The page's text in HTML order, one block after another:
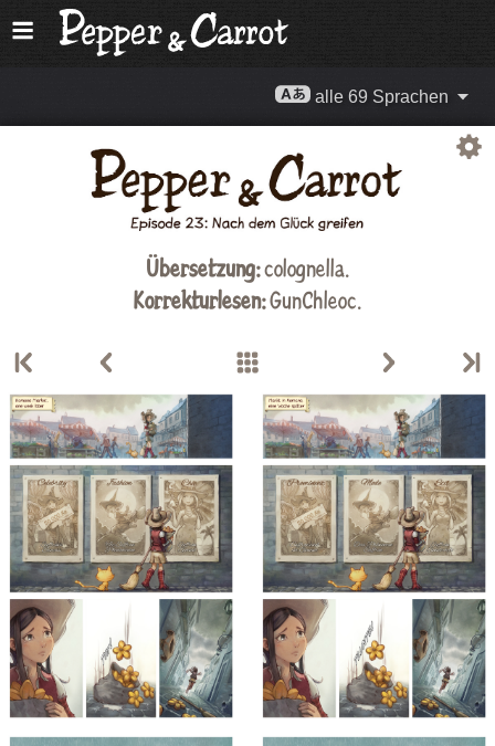
alle 69 Sprachen
Übersetzung:colognella.
Korrekturlesen:GunChleoc.